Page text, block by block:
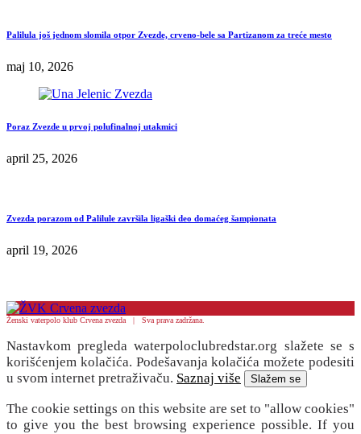
Palilula još jednom slomila otpor Zvezde, crveno-bele sa Partizanom za treće mesto
maj 10, 2026
Poraz Zvezde u prvoj polufinalnoj utakmici
april 25, 2026
Zvezda porazom od Palilule završila ligaški deo domaćeg šampionata
april 19, 2026
Ženski vaterpolo klub Crvena zvezda | Sva prava zadržana.
Nastavkom pregleda waterpoloclubredstar.org slažete se s
korišćenjem kolačića. Podešavanja kolačića možete podesiti
u svom internet pretraživaču. Saznaj više Slažem se
The cookie settings on this website are set to "allow cookies"
to give you the best browsing experience possible. If you